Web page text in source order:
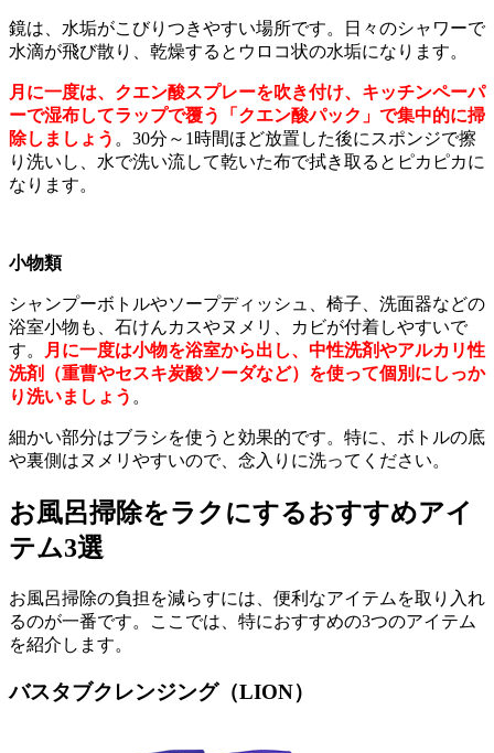
鏡は、水垢がこびりつきやすい場所です。日々のシャワーで
水滴が飛び散り、乾燥するとウロコ状の水垢になります。
月に一度は、クエン酸スプレーを吹き付け、キッチンペーパ
ーで湿布してラップで覆う「クエン酸パック」で集中的に掃
除しましょう 。30分～1時間ほど放置した後にスポンジで擦
り洗いし、水で洗い流して乾いた布で拭き取るとピカピカに
なります。
小物類
シャンプーボトルやソープディッシュ、椅子、洗面器などの
浴室小物も、石けんカスやヌメリ、カビが付着しやすいで
す。
月に一度は小物を浴室から出し、中性洗剤やアルカリ性
洗剤（重曹やセスキ炭酸ソーダなど）を使って個別にしっか
り洗いましょう 。
細かい部分はブラシを使うと効果的です。特に、ボトルの底
や裏側はヌメリやすいので、念入りに洗ってください。
お風呂掃除をラクにするおすすめアイ
テム3選
お風呂掃除の負担を減らすには、便利なアイテムを取り入れ
るのが一番です。ここでは、特におすすめの3つのアイテム
を紹介します。
バスタブクレンジング（LION）